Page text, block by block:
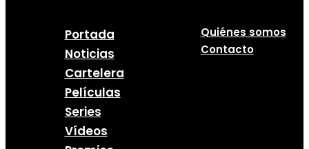
Portada
Noticias
Cartelera
Películas
Series
Vídeos
Quiénes somos
Contacto